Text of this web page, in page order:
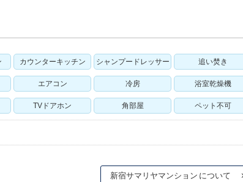
カウンターキッチン シャンプードレッサー 追い焚き
エアコン 冷房 浴室乾燥機
TVドアホン 角部屋 ペット不可
新宿サマリヤマンション